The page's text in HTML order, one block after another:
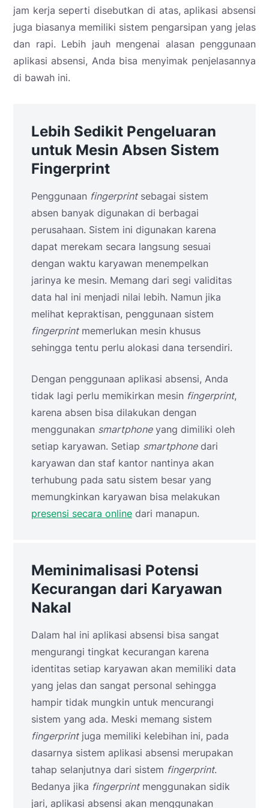
jam kerja seperti disebutkan di atas, aplikasi absensi
juga biasanya memiliki sistem pengarsipan yang jelas
dan rapi. Lebih jauh mengenai alasan penggunaan
aplikasi absensi, Anda bisa menyimak penjelasannya
di bawah ini.
Lebih Sedikit Pengeluaran
untuk Mesin Absen Sistem
Fingerprint
Penggunaan fingerprintsebagai sistem
absen banyak digunakan di berbagai
perusahaan. Sistem ini digunakan karena
dapat merekam secara langsung sesuai
dengan waktu karyawan menempelkan
jarinya ke mesin. Memang dari segi validitas
data hal ini menjadi nilai lebih. Namun jika
melihat kepraktisan, penggunaan sistem
fingerprintmemerlukan mesin khusus
sehingga tentu perlu alokasi dana tersendiri.
Dengan penggunaan aplikasi absensi, Anda
tidak lagi perlu memikirkan mesin fingerprint,
karena absen bisa dilakukan dengan
menggunakan smartphoneyang dimiliki oleh
setiap karyawan. Setiap smartphonedari
karyawan dan staf kantor nantinya akan
terhubung pada satu sistem besar yang
memungkinkan karyawan bisa melakukan
presensi secara online dari manapun.
Meminimalisasi Potensi
Kecurangan dari Karyawan
Nakal
Dalam hal ini aplikasi absensi bisa sangat
mengurangi tingkat kecurangan karena
identitas setiap karyawan akan memiliki data
yang jelas dan sangat personal sehingga
hampir tidak mungkin untuk mencurangi
sistem yang ada. Meski memang sistem
fingerprintjuga memiliki kelebihan ini, pada
dasarnya sistem aplikasi absensi merupakan
tahap selanjutnya dari sistem fingerprint.
Bedanya jika fingerprintmenggunakan sidik
jari, aplikasi absensi akan menggunakan